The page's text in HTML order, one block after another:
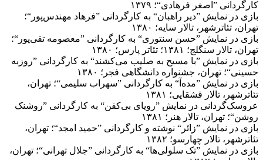
کارگردانی ”اصغر فرهادی“؛ ۱۳۷۹
بازی در نمایش ”دیر راهبان“ به کارگردانی ”فرهاد مهندس‌پور“؛
تهران، تئاترشهر، تالار سایه؛ ۱۳۸۰
بازی در نمایش ”حسن سنتوری“ به کارگردانی ”معصومه تقی‌پور“؛
تهران، تالار سنگلج؛ ۱۳۸۱؛ تئاتر پارس؛ ۱۳۸۰
بازی در نمایش ”با مسیح به صلیب می‌کشند“ به کارگردانی ”روزبه
حسینی“؛ تهران، جشنواره دانشگاهی فجر؛ ۱۳۸۰
بازی در نمایش ”مده‌آ“ به کارگردانی ”سهراب سلیمی“؛ تهران،
تئاترشهر، تالار قشقایی؛ ۱۳۸۱
عروسک‌گردانی در نمایش ”رویای بی‌کفن“ به کارگردانی ”روشنک
روشن“؛ تهران، تالار هنر؛ ۱۳۸۱
بازی در نمایش ”زائر“ نوشته و کارگردانی ”حمید امجد“؛ تهران،
تئاترشهر، تالار چهارسو؛ ۱۳۸۲
بازی در نمایش ”تک سلولی‌ها“ به کارگردانی ”جلال تهرانی“؛ تهران،